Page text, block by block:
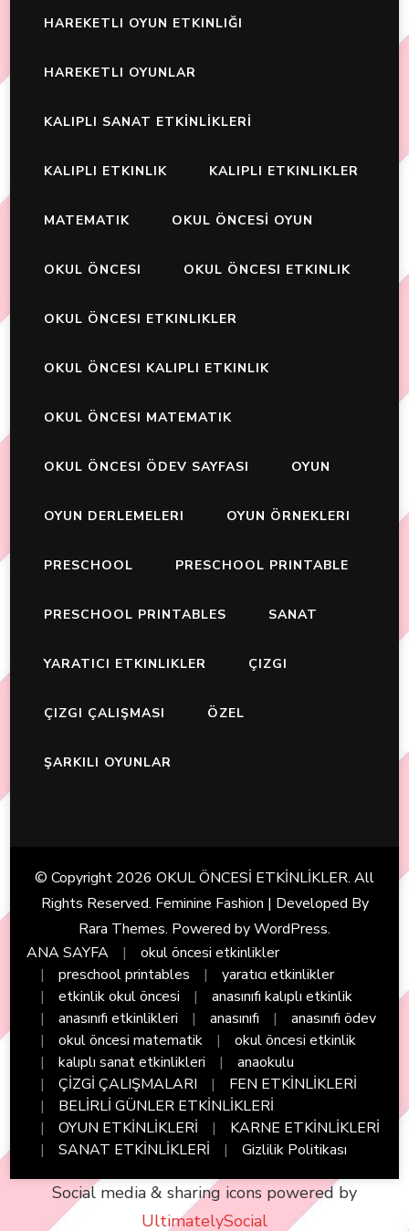
HAREKETLI OYUN ETKINLIĞI
HAREKETLI OYUNLAR
KALIPLI SANAT ETKİNLİKLERİ
KALIPLI ETKINLIK KALIPLI ETKINLIKLER
MATEMATIK OKUL ÖNCESİ OYUN
OKUL ÖNCESI OKUL ÖNCESI ETKINLIK
OKUL ÖNCESI ETKINLIKLER
OKUL ÖNCESI KALIPLI ETKINLIK
OKUL ÖNCESI MATEMATIK
OKUL ÖNCESI ÖDEV SAYFASI OYUN
OYUN DERLEMELERI OYUN ÖRNEKLERI
PRESCHOOL PRESCHOOL PRINTABLE
PRESCHOOL PRINTABLES SANAT
YARATICI ETKINLIKLER ÇIZGI
ÇIZGI ÇALIŞMASI ÖZEL
ŞARKILI OYUNLAR
© Copyright 2026 OKUL ÖNCESİ ETKİNLİKLER. All
Rights Reserved. Feminine Fashion | Developed By
Rara Themes. Powered byWordPress.
ANA SAYFA
okul öncesi etkinlikler
preschool printables
yaratıcı etkinlikler
etkinlik okul öncesi
anasınıfı kalıplı etkinlik
anasınıfı etkinlikleri
anasınıfı
anasınıfı ödev
okul öncesi matematik
okul öncesi etkinlik
kalıplı sanat etkinlikleri
anaokulu
ÇİZGİ ÇALIŞMALARI
FEN ETKİNLİKLERİ
BELİRLİ GÜNLER ETKİNLİKLERİ
OYUN ETKİNLİKLERİ
KARNE ETKİNLİKLERİ
SANAT ETKİNLİKLERİ
Gizlilik Politikası
Social media & sharing icons powered by
UltimatelySocial